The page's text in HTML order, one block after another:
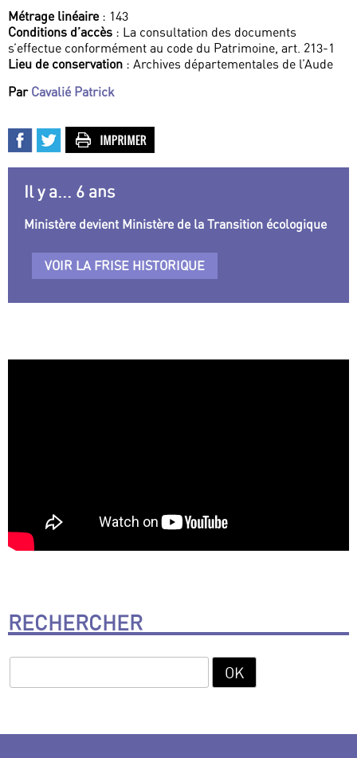
Métrage linéaire: 143
Conditions d’accès : La consultation des documents
s’effectue conformément au code du Patrimoine, art. 213-1
Lieu de conservation : Archives départementales de l’Aude
Par Cavalié Patrick
Il y a... 6 ans
Ministère devient Ministère de la Transition écologique
VOIR LA FRISE HISTORIQUE
RECHERCHER